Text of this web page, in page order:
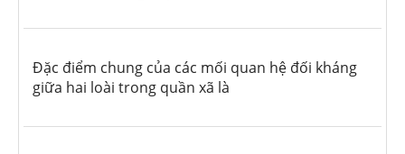
Đặc điểm chung của các mối quan hệ đối kháng
giữa hai loài trong quần xã là